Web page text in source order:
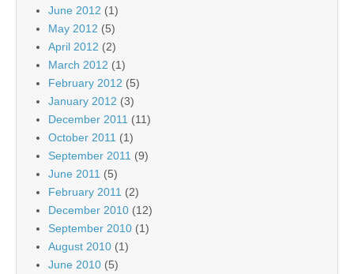
June 2012 (1)
May 2012 (5)
April 2012 (2)
March 2012 (1)
February 2012 (5)
January 2012 (3)
December 2011 (11)
October 2011 (1)
September 2011 (9)
June 2011 (5)
February 2011 (2)
December 2010 (12)
September 2010 (1)
August 2010 (1)
June 2010 (5)